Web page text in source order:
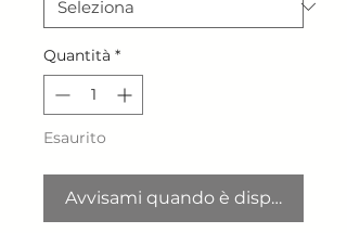
Quantità *
Esaurito
Avvisami quando è disponibile